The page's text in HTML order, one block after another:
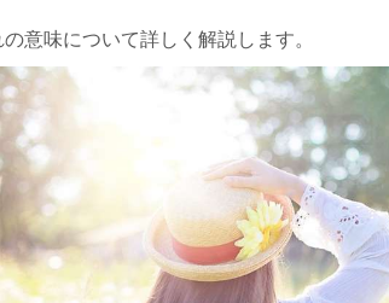
ちいいセックスの夢
クスが気持ちいいと思えなかった夢
数人の相手とセックスする夢
セックスを見ている夢
が入れ替わった状態でセックスする夢
意味について詳しく解説します。